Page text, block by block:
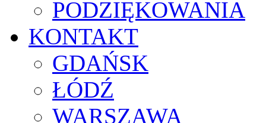
PODZIĘKOWANIA
KONTAKT
GDAŃSK
ŁÓDŹ
WARSZAWA